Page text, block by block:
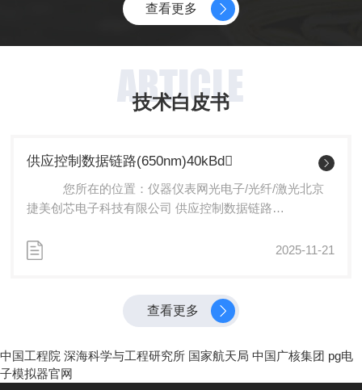
查看更多
ARTICLE
技术白皮书
供应控制数据链路(650nm)40kBd
您所在的位置：仪器仪表网光电子/光纤/激光北京
捷美创芯电子科技有限公司 供应控制数据链路
2025-11-21
查看更多
中国工程院 深海科学与工程研究所 国家航天局 中国广核集团 pg电
子模拟器官网